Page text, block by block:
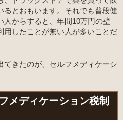
るとおもいます。それでも普段健
人からすると、年間10万円の壁
用したことが無い人が多いことだ
てきたのが、セルフメディケーシ
メディケーション税制